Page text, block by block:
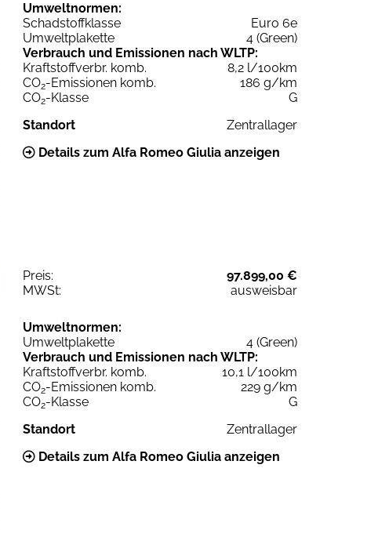
Umweltnormen:
Schadstoffklasse
Euro 6e
Umweltplakette
4 (Green)
Verbrauch und Emissionen nach WLTP:
Kraftstoffverbr. komb.
8,2 l/100km
CO2-Emissionen komb.
186 g/km
CO2-Klasse
G
Standort
Zentrallager
Details zum Alfa Romeo Giulia anzeigen
Preis:
97.899,00 €
MWSt:
ausweisbar
Umweltnormen:
Umweltplakette
4 (Green)
Verbrauch und Emissionen nach WLTP:
Kraftstoffverbr. komb.
10,1 l/100km
CO2-Emissionen komb.
229 g/km
CO2-Klasse
G
Standort
Zentrallager
Details zum Alfa Romeo Giulia anzeigen